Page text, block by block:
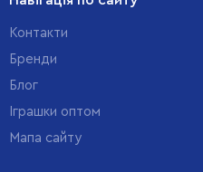
Контакти
Бренди
Блог
Іграшки оптом
Мапа сайту